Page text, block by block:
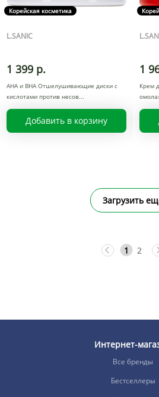
Корейская косметика
L.SANIC
1 399 р.
AHA и BHA Отшелушивающие диски с
кислотами против несов
Добавить в корзину
1
Крем
Загрузить
1 2
Интернет-
Все бренды
Бестселлеры